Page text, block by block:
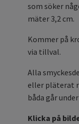
som söker
mäter 3,2 cm.
Kommer på
via tillval.
Alla
eller pläterat
båda går
Klicka på